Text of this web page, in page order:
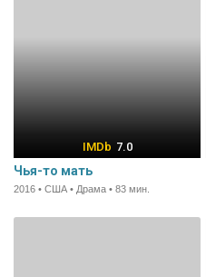
7.0
Чья-то мать
2016 • США • Драма • 83 мин.